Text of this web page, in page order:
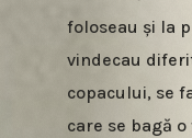
foloseau și la
vindecau
copacului, se
care se bagă